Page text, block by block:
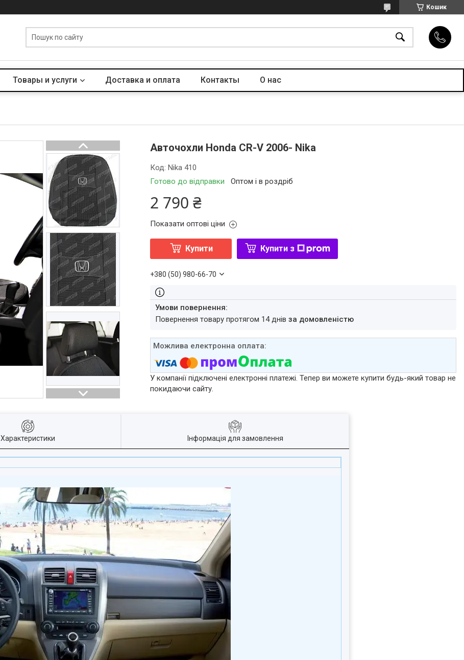
Кошик
Товары и услуги Доставка и оплата Контакты О нас
Авточохли Honda CR-V 2006- Nika
Готово до відправки Оптом і в роздріб
Код:Nika 410
2 790 ₴
Показати оптові ціни
Купити Купити з
+380 (50) 980-66-70
повернення товару протягом 14 днівза домовленістю
У компанії підключені електронні платежі. Тепер ви можете купити будь-який товар не
покидаючи сайту.
Характеристики Інформація для замовлення